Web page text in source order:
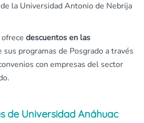
la Universidad Antonio de Nebrija
descuentos en las
sus programas de Posgrado a través
con empresas del sector
de Universidad Anáhuac